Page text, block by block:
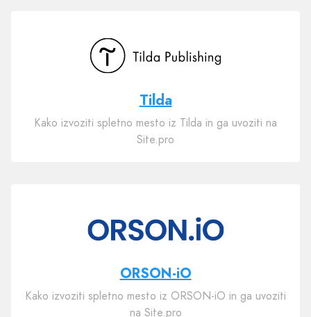
Tilda
Kako izvoziti spletno mesto iz Tilda in ga uvoziti na
Site.pro
ORSON-iO
Kako izvoziti spletno mesto iz ORSON-iO in ga uvoziti
na Site.pro